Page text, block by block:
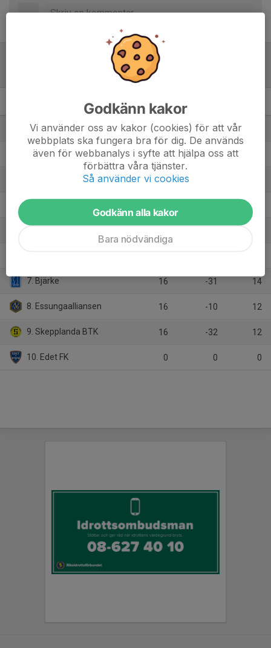
Flickor Div 5 Trollhättan M
1. IK Gauthiod 16 32
2. Trollhättan/Halvorstorp Lila 16 35
3. Skoftebyns IF 16
7. Bjärke 16 -31 14
8. Essungaalliansen 16 -10 12
9. Skepplanda BTK 16 -32 12
10. Edet FK 0 0 0
Godkänn kakor
Vi använder oss av kakor (cookies) för att vår
webbplats ska fungera bra för dig. De används
även för webbanalys i syfte att hjälpa oss att
förbättra våra tjänster.
Så använder vi cookies
Godkänn alla kakor
Bara nödvändiga